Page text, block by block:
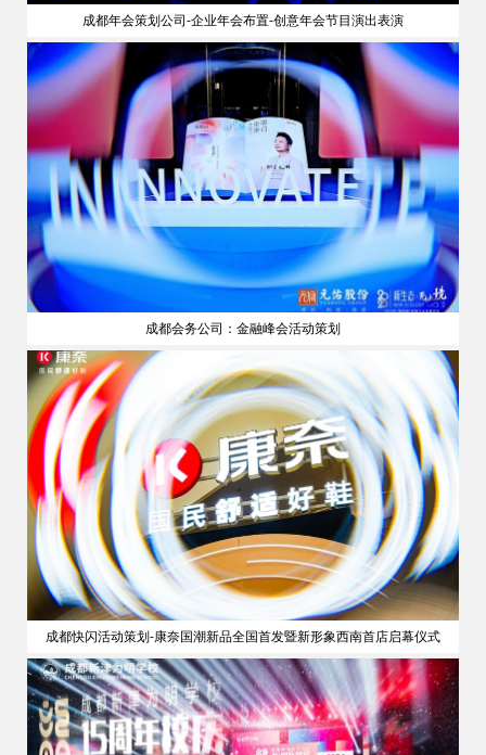
成都年会策划公司-企业年会布置-创意年会节目演出表演
成都会务公司：金融峰会活动策划
成都快闪活动策划-康奈国潮新品全国首发暨新形象西南首店启幕仪式